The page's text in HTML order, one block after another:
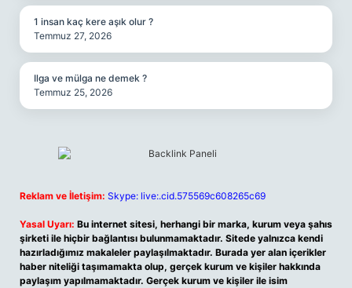
1 insan kaç kere aşık olur ?
Temmuz 27, 2026
Ilga ve mülga ne demek ?
Temmuz 25, 2026
Reklam ve İletişim: Skype: live:.cid.575569c608265c69
Yasal Uyarı: Bu internet sitesi, herhangi bir marka, kurum veya şahıs
şirketi ile hiçbir bağlantısı bulunmamaktadır. Sitede yalnızca kendi
hazırladığımız makaleler paylaşılmaktadır. Burada yer alan içerikler
haber niteliği taşımamakta olup, gerçek kurum ve kişiler hakkında
paylaşım yapılmamaktadır. Gerçek kurum ve kişiler ile isim